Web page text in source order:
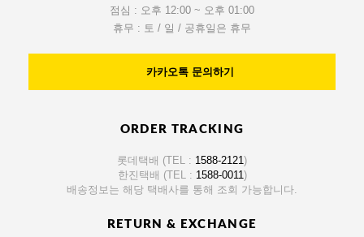
점심 : 오후 12:00 ~ 오후 01:00
휴무 : 토 / 일 / 공휴일은 휴무
카카오톡 문의하기
ORDER TRACKING
롯데택배 (TEL : 1588-2121)
한진택배 (TEL : 1588-0011)
배송정보는 해당 택배사를 통해 조회 가능합니다.
RETURN & EXCHANGE